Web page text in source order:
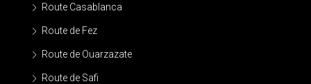
Route Casablanca
Route de Fez
Route de Ouarzazate
Route de Safi